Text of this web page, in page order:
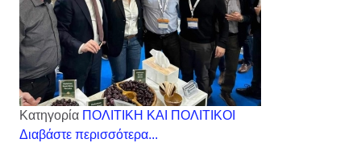
Κατηγορία ΠΟΛΙΤΙΚΗ ΚΑΙ ΠΟΛΙΤΙΚΟΙ
Διαβάστε περισσότερα...